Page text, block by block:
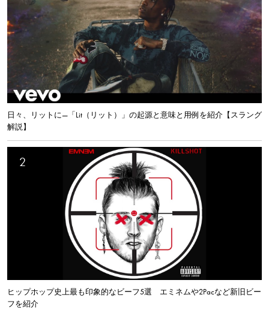
日々、リットに—「Lit（リット）」の起源と意味と用例を紹介【スラング
解説】
ヒップホップ史上最も印象的なビーフ5選 エミネムや2Pacなど新旧ビー
フを紹介